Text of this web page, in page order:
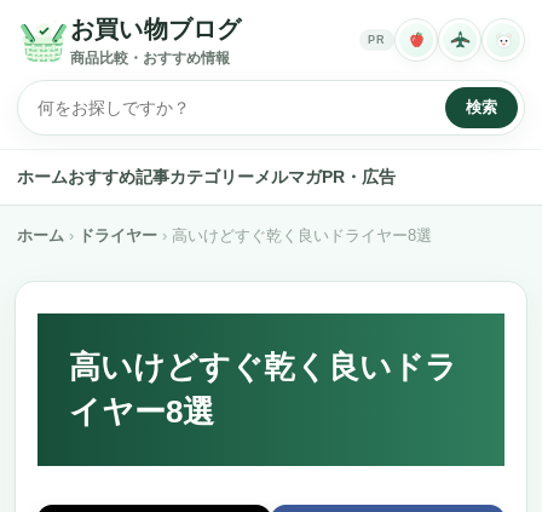
お買い物ブログ
商品比較・おすすめ情報
検索
PR
ホームおすすめ記事カテゴリーメルマガPR・広告
ホーム ドライヤー 高いけどすぐ乾く良いドライヤー8選
高いけどすぐ乾く良いドラ
イヤー8選